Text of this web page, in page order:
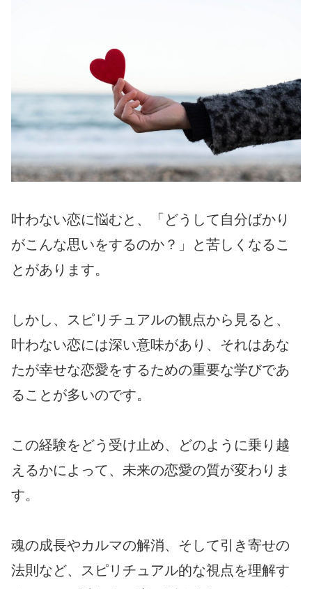
叶わない恋に悩むと、「どうして自分ばかり
がこんな思いをするのか？」と苦しくなるこ
とがあります。
しかし、スピリチュアルの観点から見ると、
叶わない恋には深い意味があり、それはあな
たが幸せな恋愛をするための重要な学びであ
ることが多いのです。
この経験をどう受け止め、どのように乗り越
えるかによって、未来の恋愛の質が変わりま
す。
魂の成長やカルマの解消、そして引き寄せの
法則など、スピリチュアル的な視点を理解す